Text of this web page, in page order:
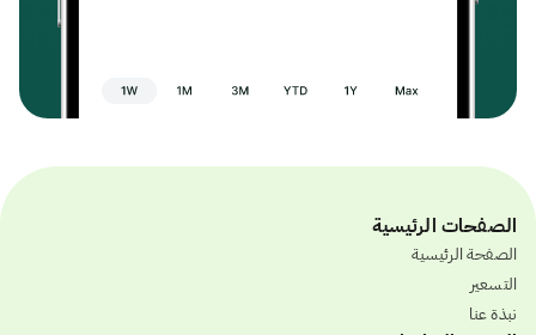
الصفحات الرئيسية
الصفحة الرئيسية
التسعير
نبذة عنا